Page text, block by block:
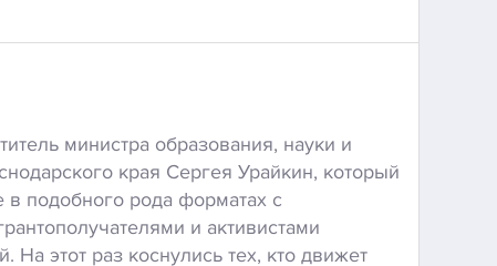
министра образования, науки и
края Сергея Урайкин, который
в подобного рода форматах с
и активистами
На этот раз коснулись тех, кто движет